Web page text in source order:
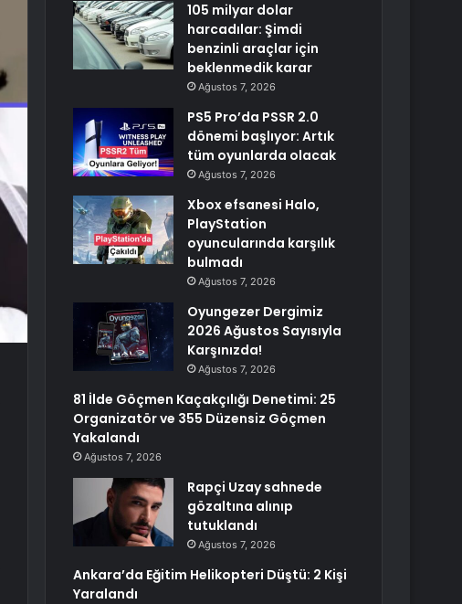
105 milyar dolar
harcadılar: Şimdi
benzinli araçlar için
beklenmedik karar
Ağustos 7, 2026
PS5 Pro’da PSSR 2.0
dönemi başlıyor: Artık
tüm oyunlarda olacak
Ağustos 7, 2026
Xbox efsanesi Halo,
PlayStation
oyuncularında karşılık
bulmadı
Ağustos 7, 2026
Oyungezer Dergimiz
2026 Ağustos Sayısıyla
Karşınızda!
Ağustos 7, 2026
81 İlde Göçmen Kaçakçılığı Denetimi: 25
Organizatör ve 355 Düzensiz Göçmen
Yakalandı
Ağustos 7, 2026
Rapçi Uzay sahnede
gözaltına alınıp
tutuklandı
Ağustos 7, 2026
Ankara’da Eğitim Helikopteri Düştü: 2 Kişi
Yaralandı